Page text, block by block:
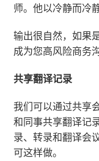
师。他以冷静而冷
输出很自然，如果
成为您高风险商务
共享翻译记录
我们可以通过共享
和同事共享翻译记
录、转录和翻译会
可这样做。